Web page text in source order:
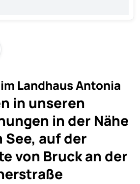
Landhaus Antonia
in unseren
in der Nähe
See, auf der
von Bruck an der